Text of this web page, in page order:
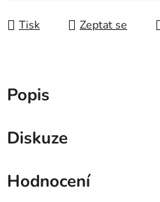
Tisk Zeptat se
Popis
Diskuze
Hodnocení